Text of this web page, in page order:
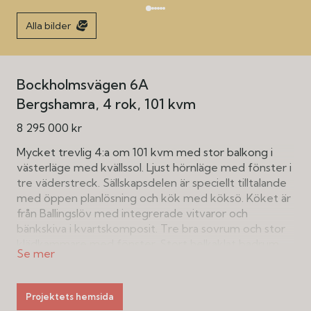
Alla bilder
Bockholmsvägen 6A
Bergshamra 4 rok 101 kvm
8 295 000 kr
Mycket trevlig 4:a om 101 kvm med stor balkong i
västerläge med kvällssol. Ljust hörnläge med fönster i
tre väderstreck. Sällskapsdelen är speciellt tilltalande
med öppen planlösning och kök med köksö. Köket är
från Ballingslöv med integrerade vitvaror och
bänkskiva i kvartskomposit. Tre bra sovrum och stor
med tvättfunktioner och separat gästwc.
standard.
Projektets hemsida